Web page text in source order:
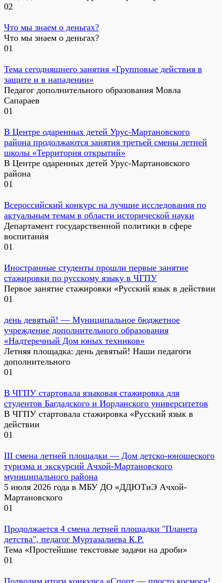
02
Что мы знаем о деньгах?
Что мы знаем о деньгах?
01
Тема сегодняшнего занятия «Групповые действия в
защите и в нападении»
Педагог дополнительного образования Мовла
Сапараев
01
В Центре одаренных детей Урус-Мартановского
района продолжаются занятия третьей смены летней
школы «Территория открытий»
В Центре одаренных детей Урус-Мартановского
района
01
Всероссийский конкурс на лучшие исследования по
актуальным темам в области исторической науки
Департамент государственной политики в сфере
воспитания
01
Иностранные студенты прошли первые занятие
стажировки по русскому языку в ЧГПУ
Первое занятие стажировки «Русский язык в действии
01
день девятый! — Муниципальное бюджетное
учреждение дополнительного образования
«Надтеречный Дом юных техников»
Летняя площадка: день девятый! Наши педагоги
дополнительного
01
В ЧГПУ стартовала языковая стажировка для
студентов Багдадского и Иорданского университетов
В ЧГПУ стартовала стажировка «Русский язык в
действии
01
III смена летней площадки — Дом детско-юношеского
туризма и экскурсий Ачхой-Мартановского
муниципального района
5 июля 2026 года в МБУ ДО «ДДЮТиЭ Ачхой-
Мартановского
01
Продолжается 4 смена летней площадки "Планета
детства", педагог Муртазалиева К.Р.
Тема «Простейшие текстовые задачи на дроби»
01
Подводим итоги конкурса «Спорт — просто космос»!